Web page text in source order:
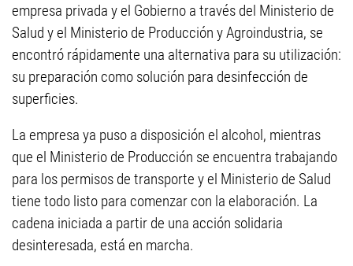
empresa privada y el Gobierno a través del Ministerio de
Salud y el Ministerio de Producción y Agroindustria, se
encontró rápidamente una alternativa para su utilización:
su preparación como solución para desinfección de
superficies.
La empresa ya puso a disposición el alcohol, mientras
que el Ministerio de Producción se encuentra trabajando
para los permisos de transporte y el Ministerio de Salud
tiene todo listo para comenzar con la elaboración. La
cadena iniciada a partir de una acción solidaria
desinteresada, está en marcha.